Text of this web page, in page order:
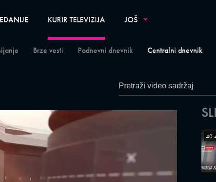
KURIR TELEVIZIJA
Brze vesti Podnevni dnevnik Centralni dnevnik
JOŠ